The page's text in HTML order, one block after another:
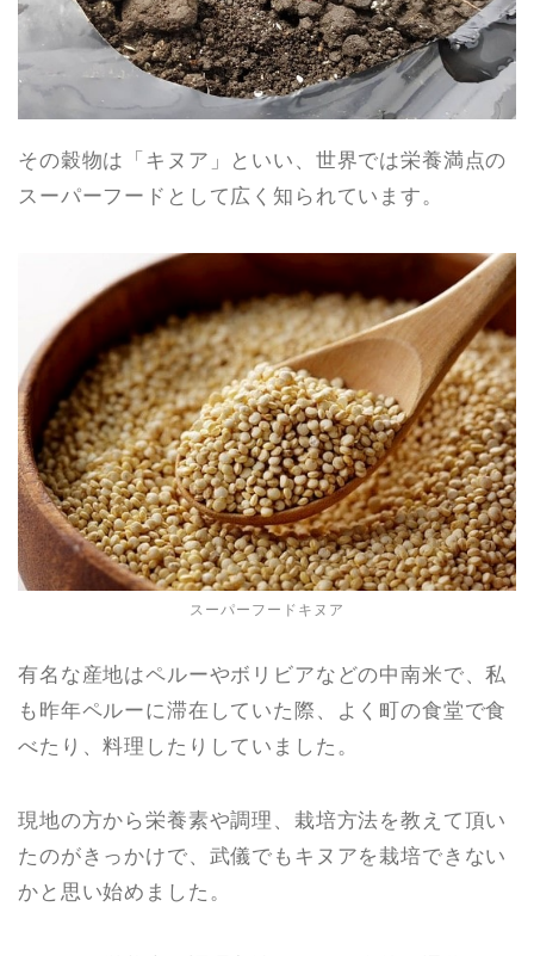
その穀物は「キヌア」といい、世界では栄養満点の
スーパーフードとして広く知られています。
スーパーフードキヌア
有名な産地はペルーやボリビアなどの中南米で、私
も昨年ペルーに滞在していた際、よく町の食堂で食
べたり、料理したりしていました。
現地の方から栄養素や調理、栽培方法を教えて頂い
たのがきっかけで、武儀でもキヌアを栽培できない
かと思い始めました。